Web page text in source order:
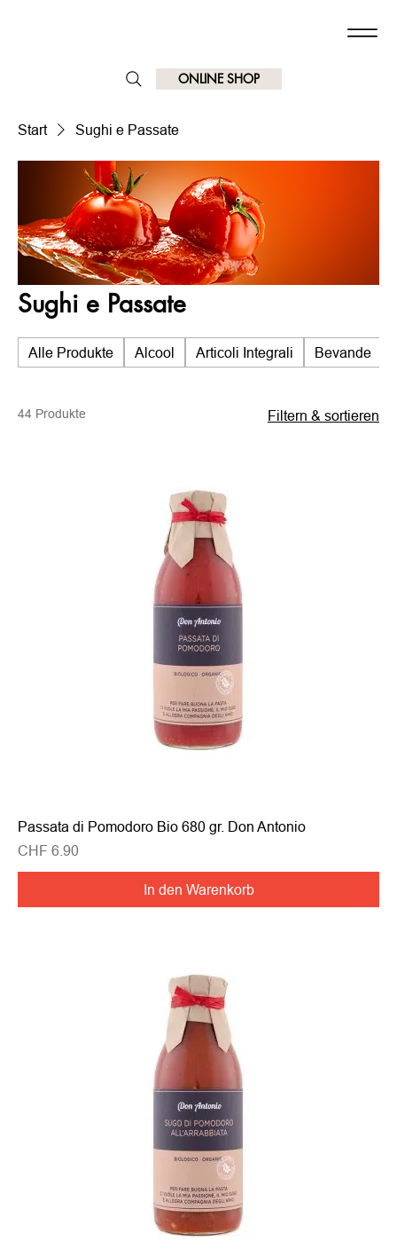
ONLINE SHOP
Start Sughi e Passate
Sughi e Passate
Alle Produkte Alcool Articoli Integrali Bevande
44 Produkte Filtern & sortieren
Passata di Pomodoro Bio 680 gr. Don Antonio
Preis
CHF 6.90
In den Warenkorb